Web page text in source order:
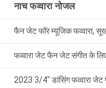
नाच फव्वारा नोजल
फैन जेट फॉर म्यूजिक फव्वारा,
फव्वारा जेट फैन जेट संगीत के लिए
2023 3/4" डांसिंग फव्वारा जेट